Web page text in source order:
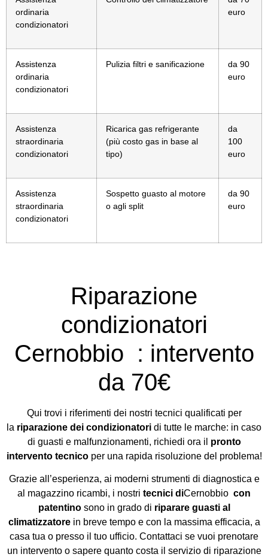
ordinaria
condizionatori
euro
Assistenza
ordinaria
condizionatori
Pulizia filtri e sanificazione
da 90
euro
Assistenza
straordinaria
condizionatori
Ricarica gas refrigerante
(più costo gas in base al
tipo)
da
100
euro
Assistenza
straordinaria
condizionatori
Sospetto guasto al motore
o agli split
da 90
euro
Riparazione
condizionatori
Cernobbio : intervento
da 70€
Qui trovi i riferimenti dei nostri tecnici qualificati per
la riparazione dei condizionatori di tutte le marche: in caso
di guasti e malfunzionamenti, richiedi ora il pronto
intervento tecnicoper una rapida risoluzione del problema!
Grazie all’esperienza, ai moderni strumenti di diagnostica e
al magazzino ricambi, i nostri tecnici diCernobbio con
patentinosono in grado di riparare guasti al
climatizzatorein breve tempo e con la massima efficacia, a
casa tua o presso il tuo ufficio. Contattaci se vuoi prenotare
un intervento o sapere quanto costa il servizio di riparazione